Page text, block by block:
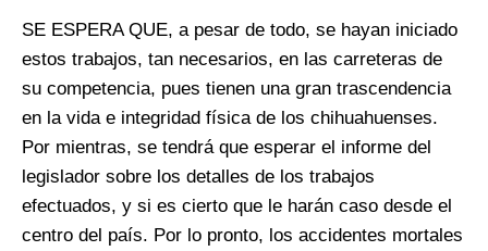
SE ESPERA QUE, a pesar de todo, se hayan iniciado
estos trabajos, tan necesarios, en las carreteras de
su competencia, pues tienen una gran trascendencia
en la vida e integridad física de los chihuahuenses.
Por mientras, se tendrá que esperar el informe del
legislador sobre los detalles de los trabajos
efectuados, y si es cierto que le harán caso desde el
centro del país. Por lo pronto, los accidentes mortales